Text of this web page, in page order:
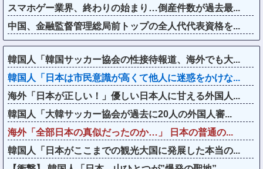
スマホゲー業界、終わりの始まり…倒産件数が過去最...
中国、金融監督管理総局前トップの全人代代表資格を...
韓国人「韓国サッカー協会の性接待報道、海外でも大...
韓国人「日本は市民意識が高くて他人に迷惑をかけな...
海外「日本が正しい！」優しい日本人に甘える外国人...
韓国人「大韓サッカー協会が過去に20人の外国人審...
海外「全部日本の真似だったのか…」 日本の普通の...
韓国人「日本がここまでの観光大国に発展した本当の...